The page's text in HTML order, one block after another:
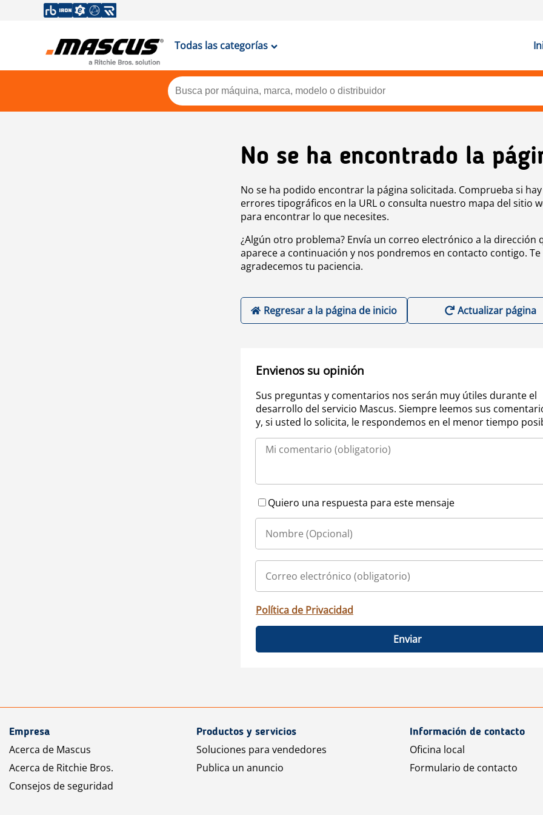
Todas las categorías
No se ha encontrado la
No se ha podido encontrar la página solicitada. Comprueba si hay
errores tipográficos en la URL o consulta nuestro mapa del sitio
para encontrar lo que necesites.
¿Algún otro problema? Envía un correo electrónico a la dirección
aparece a continuación y nos pondremos en contacto contigo. Te
agradecemos tu paciencia.
Regresar a la página de inicio Actualizar página
Envienos su opinión
Sus preguntas y comentarios nos serán muy útiles durante el
desarrollo del servicio Mascus. Siempre leemos sus
y, si usted lo solicita, le respondemos en el menor tiempo
Quiero una respuesta para este mensaje
Política de Privacidad
Enviar
Empresa
Acerca de Mascus
Acerca de Ritchie Bros.
Consejos de seguridad
Productos y servicios
Soluciones para vendedores
Publica un anuncio
Información de contacto
Oficina local
Formulario de contacto